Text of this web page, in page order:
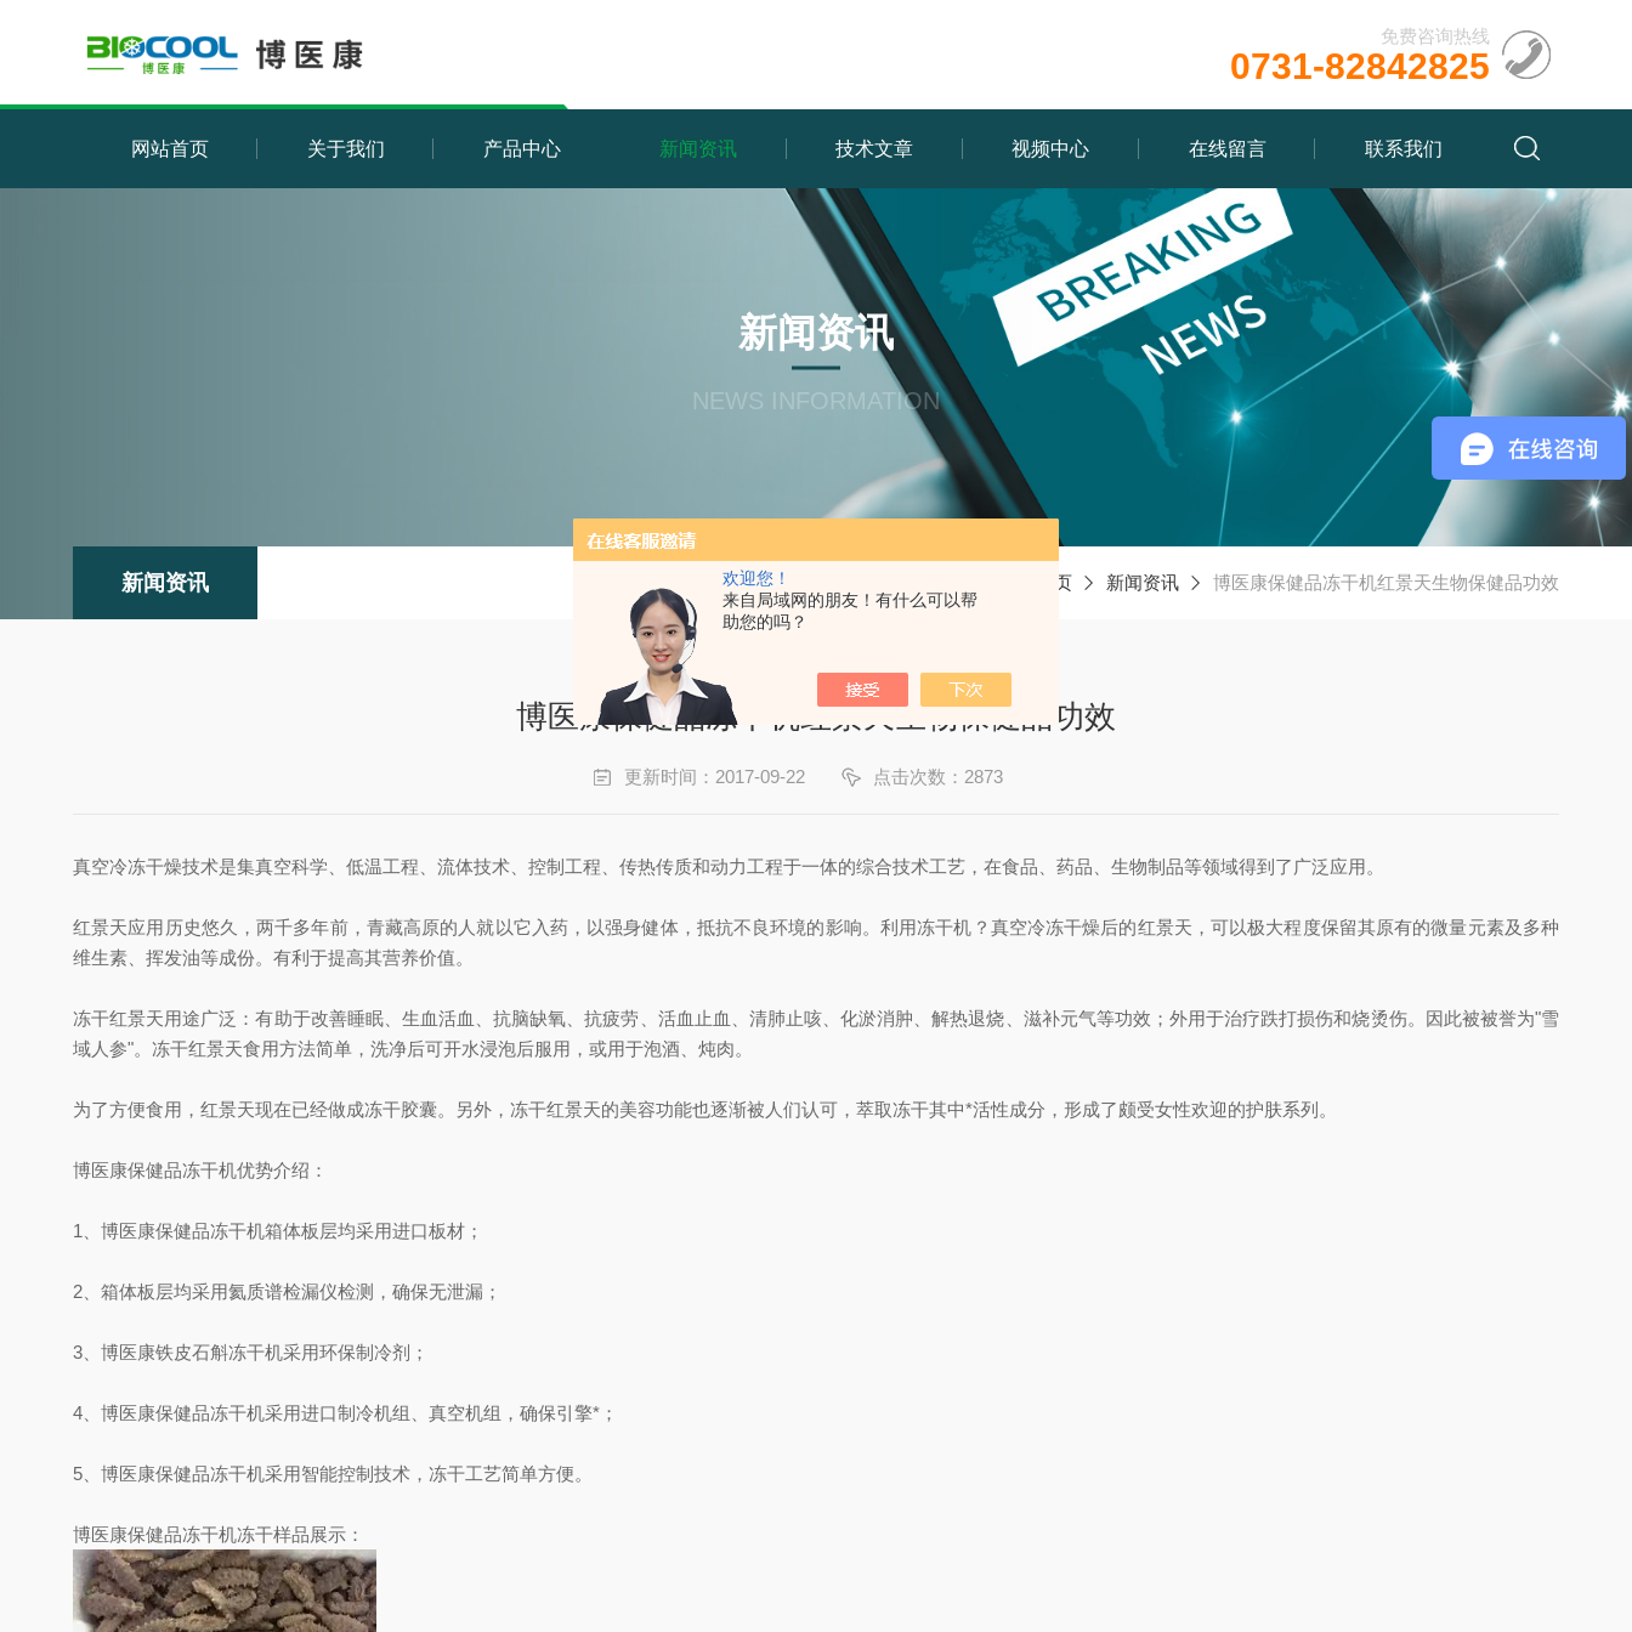
欢迎您！
来自局域网的朋友！有什么可以帮
助您的吗？
免费咨询热线
0731-82842825
网站首页 关于我们 产品中心 新闻资讯 技术文章 视频中心 在线留言 联系我们
新闻资讯
NEWS INFORMATION
新闻资讯 首页 新闻资讯 博医康保健品冻干机红景天生物保健品功效
博医康保健品冻干机红景天生物保健品功效
更新时间：2017-09-22 点击次数：2873
真空冷冻干燥技术是集真空科学、低温工程、流体技术、控制工程、传热传质和动力工程于一体的综合技术工艺，在食品、药品、生物制品等领域得到了广泛应用。
红景天应用历史悠久，两千多年前，青藏高原的人就以它入药，以强身健体，抵抗不良环境的影响。利用冻干机？真空冷冻干燥后的红景天，可以极大程度保留其原有的微量元素及多种
维生素、挥发油等成份。有利于提高其营养价值。
冻干红景天用途广泛：有助于改善睡眠、生血活血、抗脑缺氧、抗疲劳、活血止血、清肺止咳、化淤消肿、解热退烧、滋补元气等功效；外用于治疗跌打损伤和烧烫伤。因此被被誉为"雪
域人参"。冻干红景天食用方法简单，洗净后可开水浸泡后服用，或用于泡酒、炖肉。
为了方便食用，红景天现在已经做成冻干胶囊。另外，冻干红景天的美容功能也逐渐被人们认可，萃取冻干其中*活性成分，形成了颇受女性欢迎的护肤系列。
博医康保健品冻干机优势介绍：
1、博医康保健品冻干机箱体板层均采用进口板材；
2、箱体板层均采用氦质谱检漏仪检测，确保无泄漏；
3、博医康铁皮石斛冻干机采用环保制冷剂；
4、博医康保健品冻干机采用进口制冷机组、真空机组，确保引擎*；
5、博医康保健品冻干机采用智能控制技术，冻干工艺简单方便。
博医康保健品冻干机冻干样品展示：